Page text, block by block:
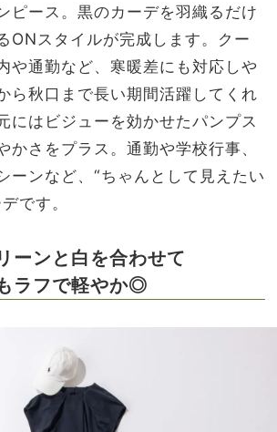
ピース。黒のカーデを羽織るだけ
ONスタイルが完成します。クー
や通勤など、寒暖差にも対応しや
ら秋口まで長い期間活躍してくれ
にはビジューを効かせたパンプス
かさをプラス。通勤や学校行事、
ーンなど、“ちゃんとして見えたい
です。
ーンと白を合わせて
ラフで軽やか◎